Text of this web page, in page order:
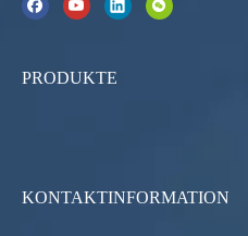
PRODUKTE
KONTAKTINFORMATION